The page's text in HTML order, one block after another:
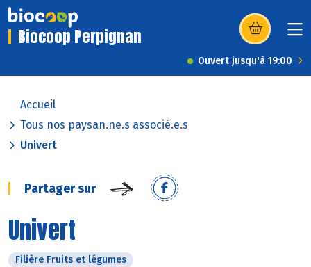
Biocoop Perpignan (s’ouvre dans
Ouvert jusqu'à 19:00
Accueil
Tous nos paysan.ne.s associé.e.s
Univert
Partager sur
Univert
Filière Fruits et légumes